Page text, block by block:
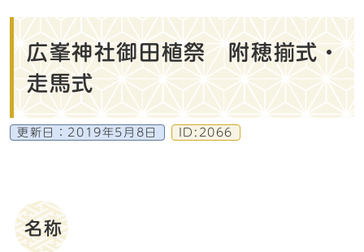
広峯神社御田植祭 附穂揃式・
走馬式
更新日： 2019年5月8日 ID:2066
名称